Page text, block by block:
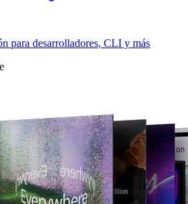
para desarrolladores, CLI y más